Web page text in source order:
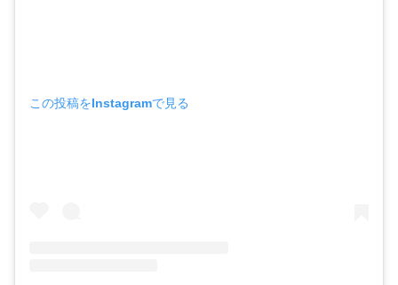
この投稿をInstagramで見る